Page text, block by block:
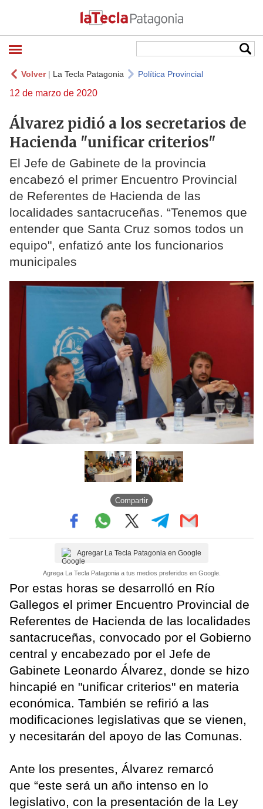
Volver| La Tecla Patagonia Política Provincial
12 de marzo de 2020
Álvarez pidió a los secretarios de
Hacienda "unificar criterios"
El Jefe de Gabinete de la provincia
encabezó el primer Encuentro Provincial
de Referentes de Hacienda de las
localidades santacruceñas. “Tenemos que
entender que Santa Cruz somos todos un
equipo", enfatizó ante los funcionarios
municipales
Compartir
Agregar La Tecla Patagonia en Google
Agrega La Tecla Patagonia a tus medios preferidos en Google.
Por estas horas se desarrolló en Río
Gallegos el primer Encuentro Provincial de
Referentes de Hacienda de las localidades
santacruceñas, convocado por el Gobierno
central y encabezado por el Jefe de
Gabinete Leonardo Álvarez, donde se hizo
hincapié en "unificar criterios" en materia
económica. También se refirió a las
modificaciones legislativas que se vienen,
y necesitarán del apoyo de las Comunas.
Ante los presentes, Álvarez remarcó
que “este será un año intenso en lo
legislativo, con la presentación de la Ley